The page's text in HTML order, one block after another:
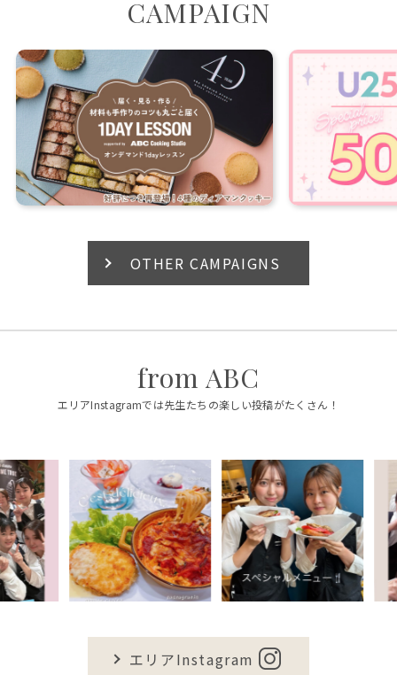
CAMPAIGN
OTHER CAMPAIGNS
from ABC
エリアInstagramでは先生たちの楽しい投稿がたくさん！
エリアInstagram